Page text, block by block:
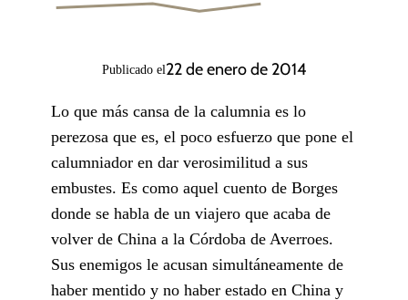
Publicado el22 de enero de 2014
Lo que más cansa de la calumnia es lo
perezosa que es, el poco esfuerzo que pone el
calumniador en dar verosimilitud a sus
embustes. Es como aquel cuento de Borges
donde se habla de un viajero que acaba de
volver de China a la Córdoba de Averroes.
Sus enemigos le acusan simultáneamente de
haber mentido y no haber estado en China y